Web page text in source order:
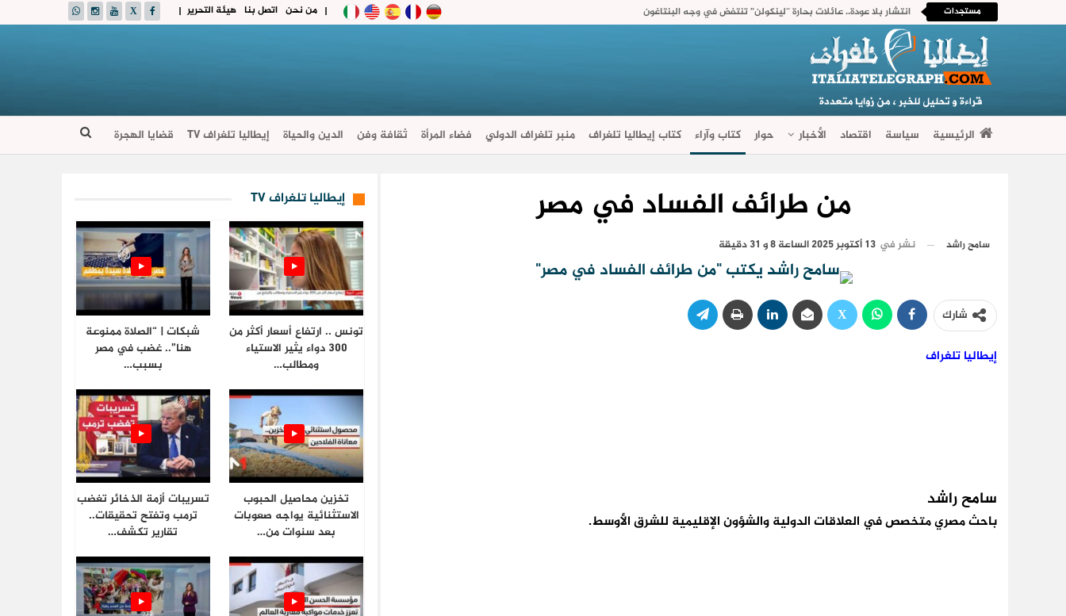
| هيئة التحرير اتصل بنا من نحن | مستجدات انتشار بلا عودة.. عائلات بحارة “لينكولن” تنتفض في وجه البنتاغون
الرئيسية سياسة اقتصاد الأخبار حوار كتاب وآراء كتاب إيطاليا تلغراف منبر تلغراف الدولي فضاء المرأة ثقافة وفن الدين والحياة إيطاليا تلغراف TV قضايا الهجرة
من طرائف الفساد في مصر
سامح راشد نشر في 13 أكتوبر 2025 الساعة 8 و 31 دقيقة
شارك
إيطاليا تلغراف
سامح راشد
باحث مصري متخصص في العلاقات الدولية والشؤون الإقليمية للشرق الأوسط.
إيطاليا تلغراف TV
تونس .. ارتفاع أسعار أكثر من
300 دواء يثير الاستياء
ومطالب…
شبكات | “الصلاة ممنوعة
هنا”.. غضب في مصر
بسبب…
تخزين محاصيل الحبوب
الاستثنائية يواجه صعوبات
بعد سنوات من…
تسريبات أزمة الذخائر تغضب
ترمب وتفتح تحقيقات..
تقارير تكشف…